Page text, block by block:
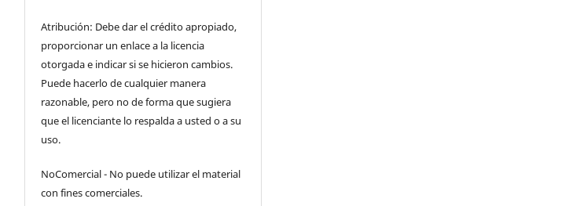
Atribución: Debe dar el crédito apropiado,
proporcionar un enlace a la licencia
otorgada e indicar si se hicieron cambios.
Puede hacerlo de cualquier manera
razonable, pero no de forma que sugiera
que el licenciante lo respalda a usted o a su
uso.
NoComercial - No puede utilizar el material
con fines comerciales.